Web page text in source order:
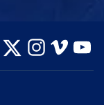
СМОТРЕТЬ
ПЕРЕДАЧИ